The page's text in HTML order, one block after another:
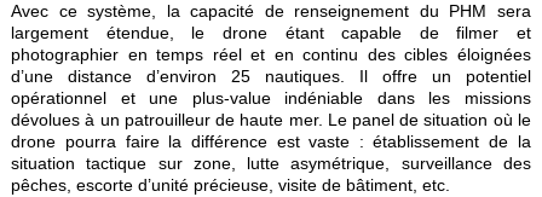
Avec ce système, la capacité de renseignement du PHM sera
largement étendue, le drone étant capable de filmer et
photographier en temps réel et en continu des cibles éloignées
d’une distance d’environ 25 nautiques. Il offre un potentiel
opérationnel et une plus-value indéniable dans les missions
dévolues à un patrouilleur de haute mer. Le panel de situation où le
drone pourra faire la différence est vaste : établissement de la
situation tactique sur zone, lutte asymétrique, surveillance des
pêches, escorte d’unité précieuse, visite de bâtiment, etc.